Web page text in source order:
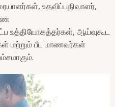
உதவிப்பதிவாளர்,
உத்தியோகத்தர்கள், ஆய்வுகூட
மற்றும் பீட மாணவர்கள்